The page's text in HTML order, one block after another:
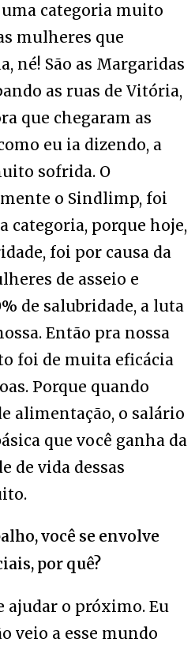
categoria muito
mulheres que
né! São as Margaridas
as ruas de Vitória,
que chegaram as
eu ia dizendo, a
sofrida. O
o Sindlimp, foi
categoria, porque hoje,
foi por causa da
de asseio e
de salubridade, a luta
Então pra nossa
foi de muita eficácia
Porque quando
alimentação, o salário
que você ganha da
de vida dessas
você se envolve
por quê?
ajudar o próximo. Eu
veio a esse mundo